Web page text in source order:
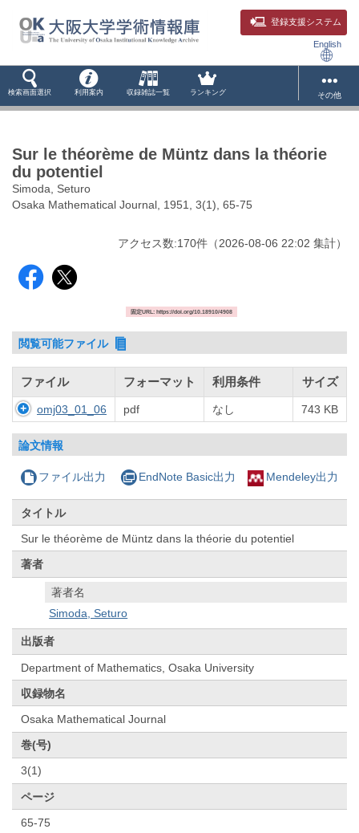
登録支援システム
English
検索画面選択 利用案内 収録雑誌一覧 ランキング その他
Sur le théorème de Müntz dans la théorie
du potentiel
Simoda, Seturo
Osaka Mathematical Journal, 1951, 3(1), 65-75
アクセス数:170件 （2026-08-06 22:02 集計）
固定URL: https://doi.org/10.18910/4908
閲覧可能ファイル
ファイル フォーマット 利用条件 サイズ
omj03_01_06 pdf なし 743 KB
論文情報
ファイル出力 EndNote Basic出力 Mendeley出力
タイトル
Sur le théorème de Müntz dans la théorie du potentiel
著者
著者名
Simoda, Seturo
出版者
Department of Mathematics, Osaka University
収録物名
Osaka Mathematical Journal
巻(号)
3(1)
ページ
65-75